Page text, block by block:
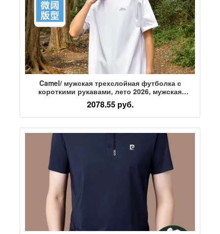
Camel/ мужская трехслойная футболка с
короткими рукавами, лето 2026, мужская
футболка с круглым вырезом и принтом для
отдыха на открытом воздухе, однотонная
футболка с короткими рукавами для мужчин
2078.55 руб.